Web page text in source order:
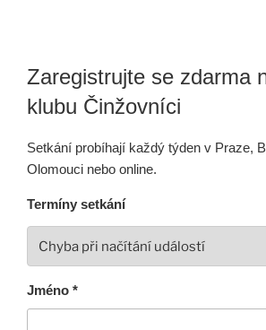
Zaregistrujte se zdarma
klubu Činžovníci
Setkání probíhají každý týden v Praze,
Olomouci nebo online.
Termíny setkání
Jméno *